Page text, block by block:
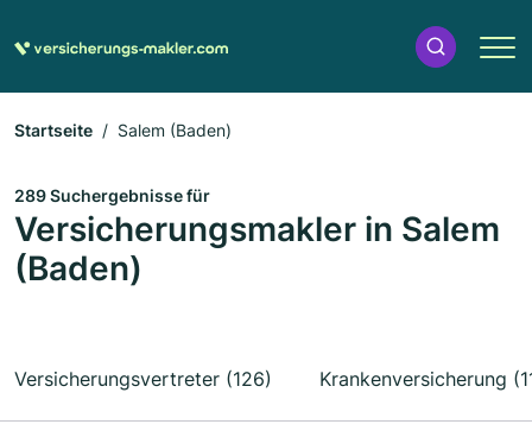
Startseite Salem (Baden)
289 Suchergebnisse für
Versicherungsmakler in Salem
(Baden)
Versicherungsvertreter (126) Krankenversicherung